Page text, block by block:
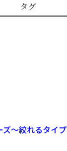
タグ
～絞れるタイプ